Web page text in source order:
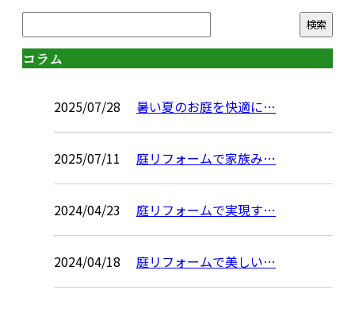
コラム
2025/07/28 暑い夏のお庭を快適に…
2025/07/11 庭リフォームで家族み…
2024/04/23 庭リフォームで実現す…
2024/04/18 庭リフォームで美しい…